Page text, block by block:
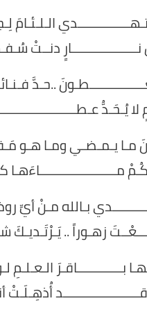
دنــتْ
..حـدَّ
يُـحَـدُّ
مـا يـمـضـي ومـا هـو
بـالله مـنْ
زهـوراً .. يَـرْتَـديـكَ
بـــــــــــــاقـرَ
أُذهِـلَـتْ